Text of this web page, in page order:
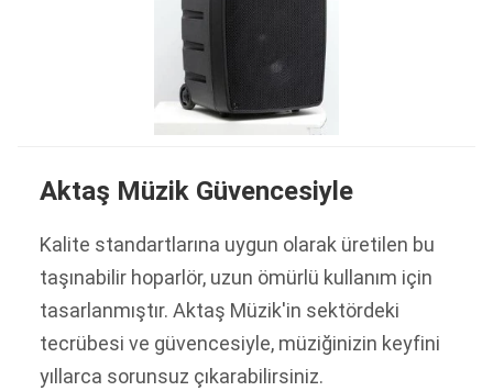
Aktaş Müzik Güvencesiyle
Kalite standartlarına uygun olarak üretilen bu
taşınabilir hoparlör, uzun ömürlü kullanım için
tasarlanmıştır. Aktaş Müzik'in sektördeki
tecrübesi ve güvencesiyle, müziğinizin keyfini
yıllarca sorunsuz çıkarabilirsiniz.